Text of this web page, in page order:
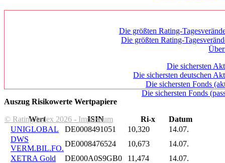
Die größten Rating-
Die größten Rating-
Die sichersten
Die sichersten deutschen
Die sichersten Fonds
Die sichersten Fonds
© Rating Index 2026 - Impressum
Auszug Risikowerte Wertpapiere
Wert ISIN Ri-x
Datum
UNIGLOBAL
DE0008491051 10,320
14.07.
DWS
VERM.BIL.FO.
DE0008476524 10,673
14.07.
XETRA Gold
DE000A0S9GB0 11,474
14.07.